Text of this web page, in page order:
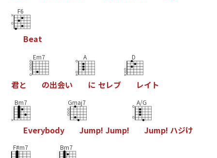
F6
Beat
君と
Em7
の出会い
A
に セレブ
D
レイ ト
Bm7
Everybody
Gmaj7
Jump! Jump!
A/G
Jump! ハジけ
F#m7 Bm7